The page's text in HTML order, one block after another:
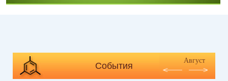
События
Август